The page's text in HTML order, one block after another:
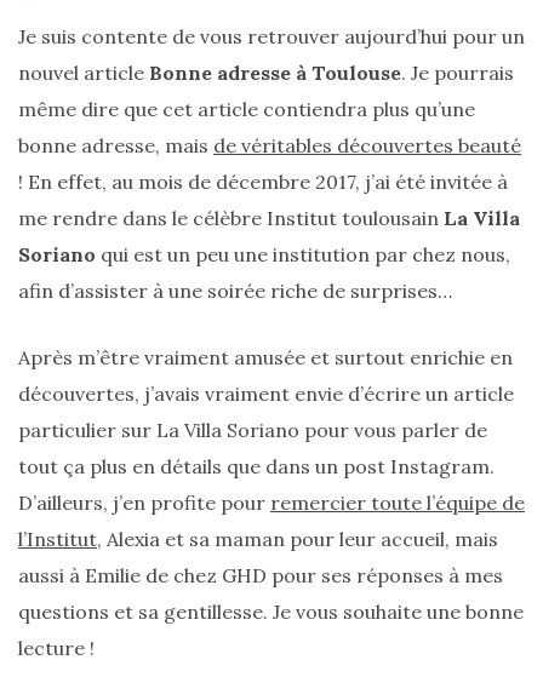
Je suis contente de vous retrouver aujourd’hui pour un
nouvel article Bonne adresse à Toulouse. Je pourrais
même dire que cet article contiendra plus qu’une
bonne adresse, mais de véritables découvertes beauté
! En effet, au mois de décembre 2017, j’ai été invitée à
me rendre dans le célèbre Institut toulousain La Villa
Soriano qui est un peu une institution par chez nous,
afin d’assister à une soirée riche de surprises…
Après m’être vraiment amusée et surtout enrichie en
découvertes, j’avais vraiment envie d’écrire un article
particulier sur La Villa Soriano pour vous parler de
tout ça plus en détails que dans un post Instagram.
D’ailleurs, j’en profite pour remercier toute l’équipe de
l’Institut, Alexia et sa maman pour leur accueil, mais
aussi à Emilie de chez GHD pour ses réponses à mes
questions et sa gentillesse. Je vous souhaite une bonne
lecture !